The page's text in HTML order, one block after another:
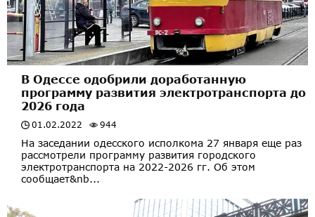
В Одессе одобрили доработанную
программу развития электротранспорта до
2026 года
01.02.2022 944
На заседании одесского исполкома 27 января еще раз
рассмотрели программу развития городского
электротранспорта на 2022-2026 гг. Об этом
сообщает&nb...